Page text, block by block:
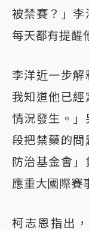
被禁賽？」李
每天都有提醒
李洋近一步解
我知道他已經
情況發生。
段把禁藥的
防治基金會
應重大國際賽
柯志恩指出